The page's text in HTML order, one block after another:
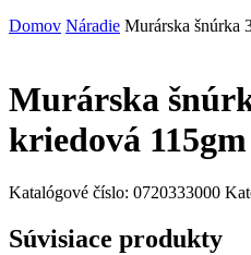
Domov Náradie Murárska šnúrka
Murárska
kriedová 115gm
Katalógové číslo: 0720333000
Súvisiace produkty